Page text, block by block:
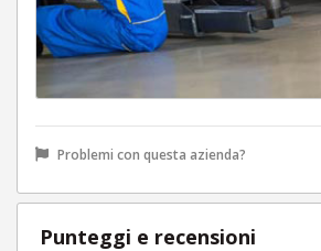
Problemi con questa azienda?
Punteggi e recensioni